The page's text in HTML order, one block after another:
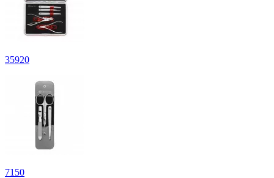
35920
7150